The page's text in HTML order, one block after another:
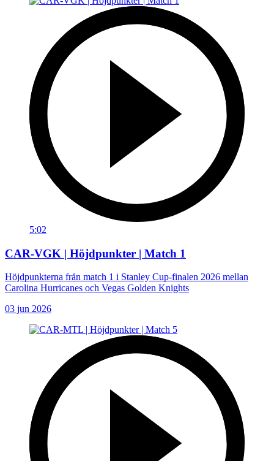
5:02
CAR-VGK | Höjdpunkter | Match 1
Höjdpunkterna från match 1 i Stanley Cup-finalen 2026 mellan
Carolina Hurricanes och Vegas Golden Knights
03 jun 2026